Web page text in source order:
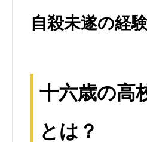
自殺未遂の経
十六歳の高
とは？